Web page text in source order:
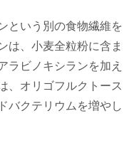
という別の食物繊維を
は、小麦全粒粉に含ま
ラビノキシランを加え
、オリゴフルクトース
バクテリウムを増やし